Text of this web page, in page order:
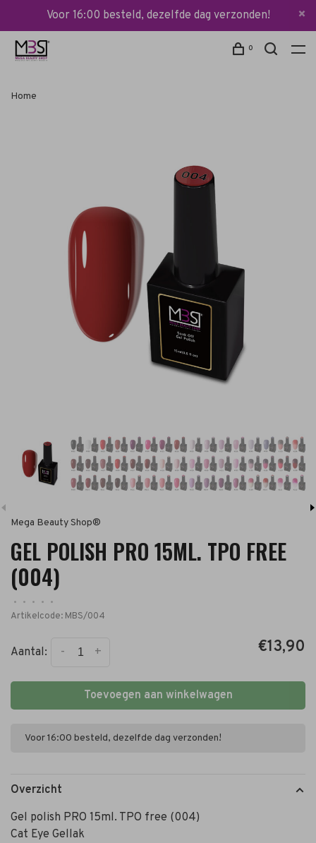
Voor 16:00 besteld, dezelfde dag verzonden!
0
Home
Mega Beauty Shop®
GEL POLISH PRO 15ML. TPO FREE
(004)
• • • •
•
Artikelcode: MBS/004
Aantal: +
- €13,90
Toevoegen aan winkelwagen
Voor 16:00 besteld, dezelfde dag verzonden!
Overzicht
Gel polish PRO 15ml. TPO free (004)
Cat Eye Gellak